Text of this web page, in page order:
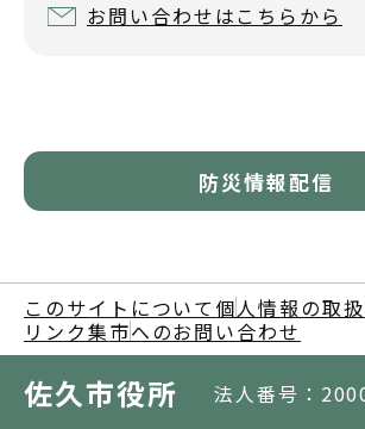
お問い合わせはこちらから
防災情報配信
このサイトについて 個人情報の取
リンク集市へのお問い合わせ
佐久市役所 法人番号：